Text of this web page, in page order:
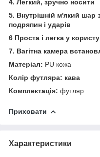
4. Легкий, зручно носити
5. Внутрішній м'який шар
подряпин і ударів
6 Проста і легка у
7. Вагітна камера
Матеріал: PU кожа
Колір футляра: кава
Комплектація: футляр
Приховати
Характеристики